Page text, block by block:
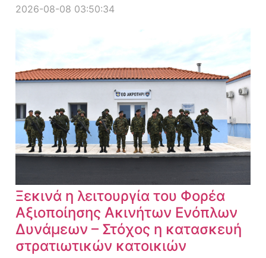
2026-08-08 03:50:34
Ξεκινά η λειτουργία του Φορέα
Αξιοποίησης Ακινήτων Ενόπλων
Δυνάμεων – Στόχος η κατασκευή
στρατιωτικών κατοικιών